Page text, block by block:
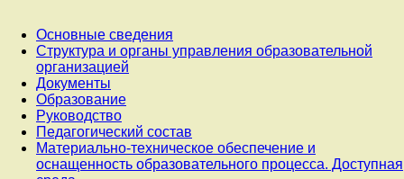
Основные сведения
Структура и органы управления образовательной
организацией
Документы
Образование
Руководство
Педагогический состав
Материально-техническое обеспечение и
оснащенность образовательного процесса. Доступная